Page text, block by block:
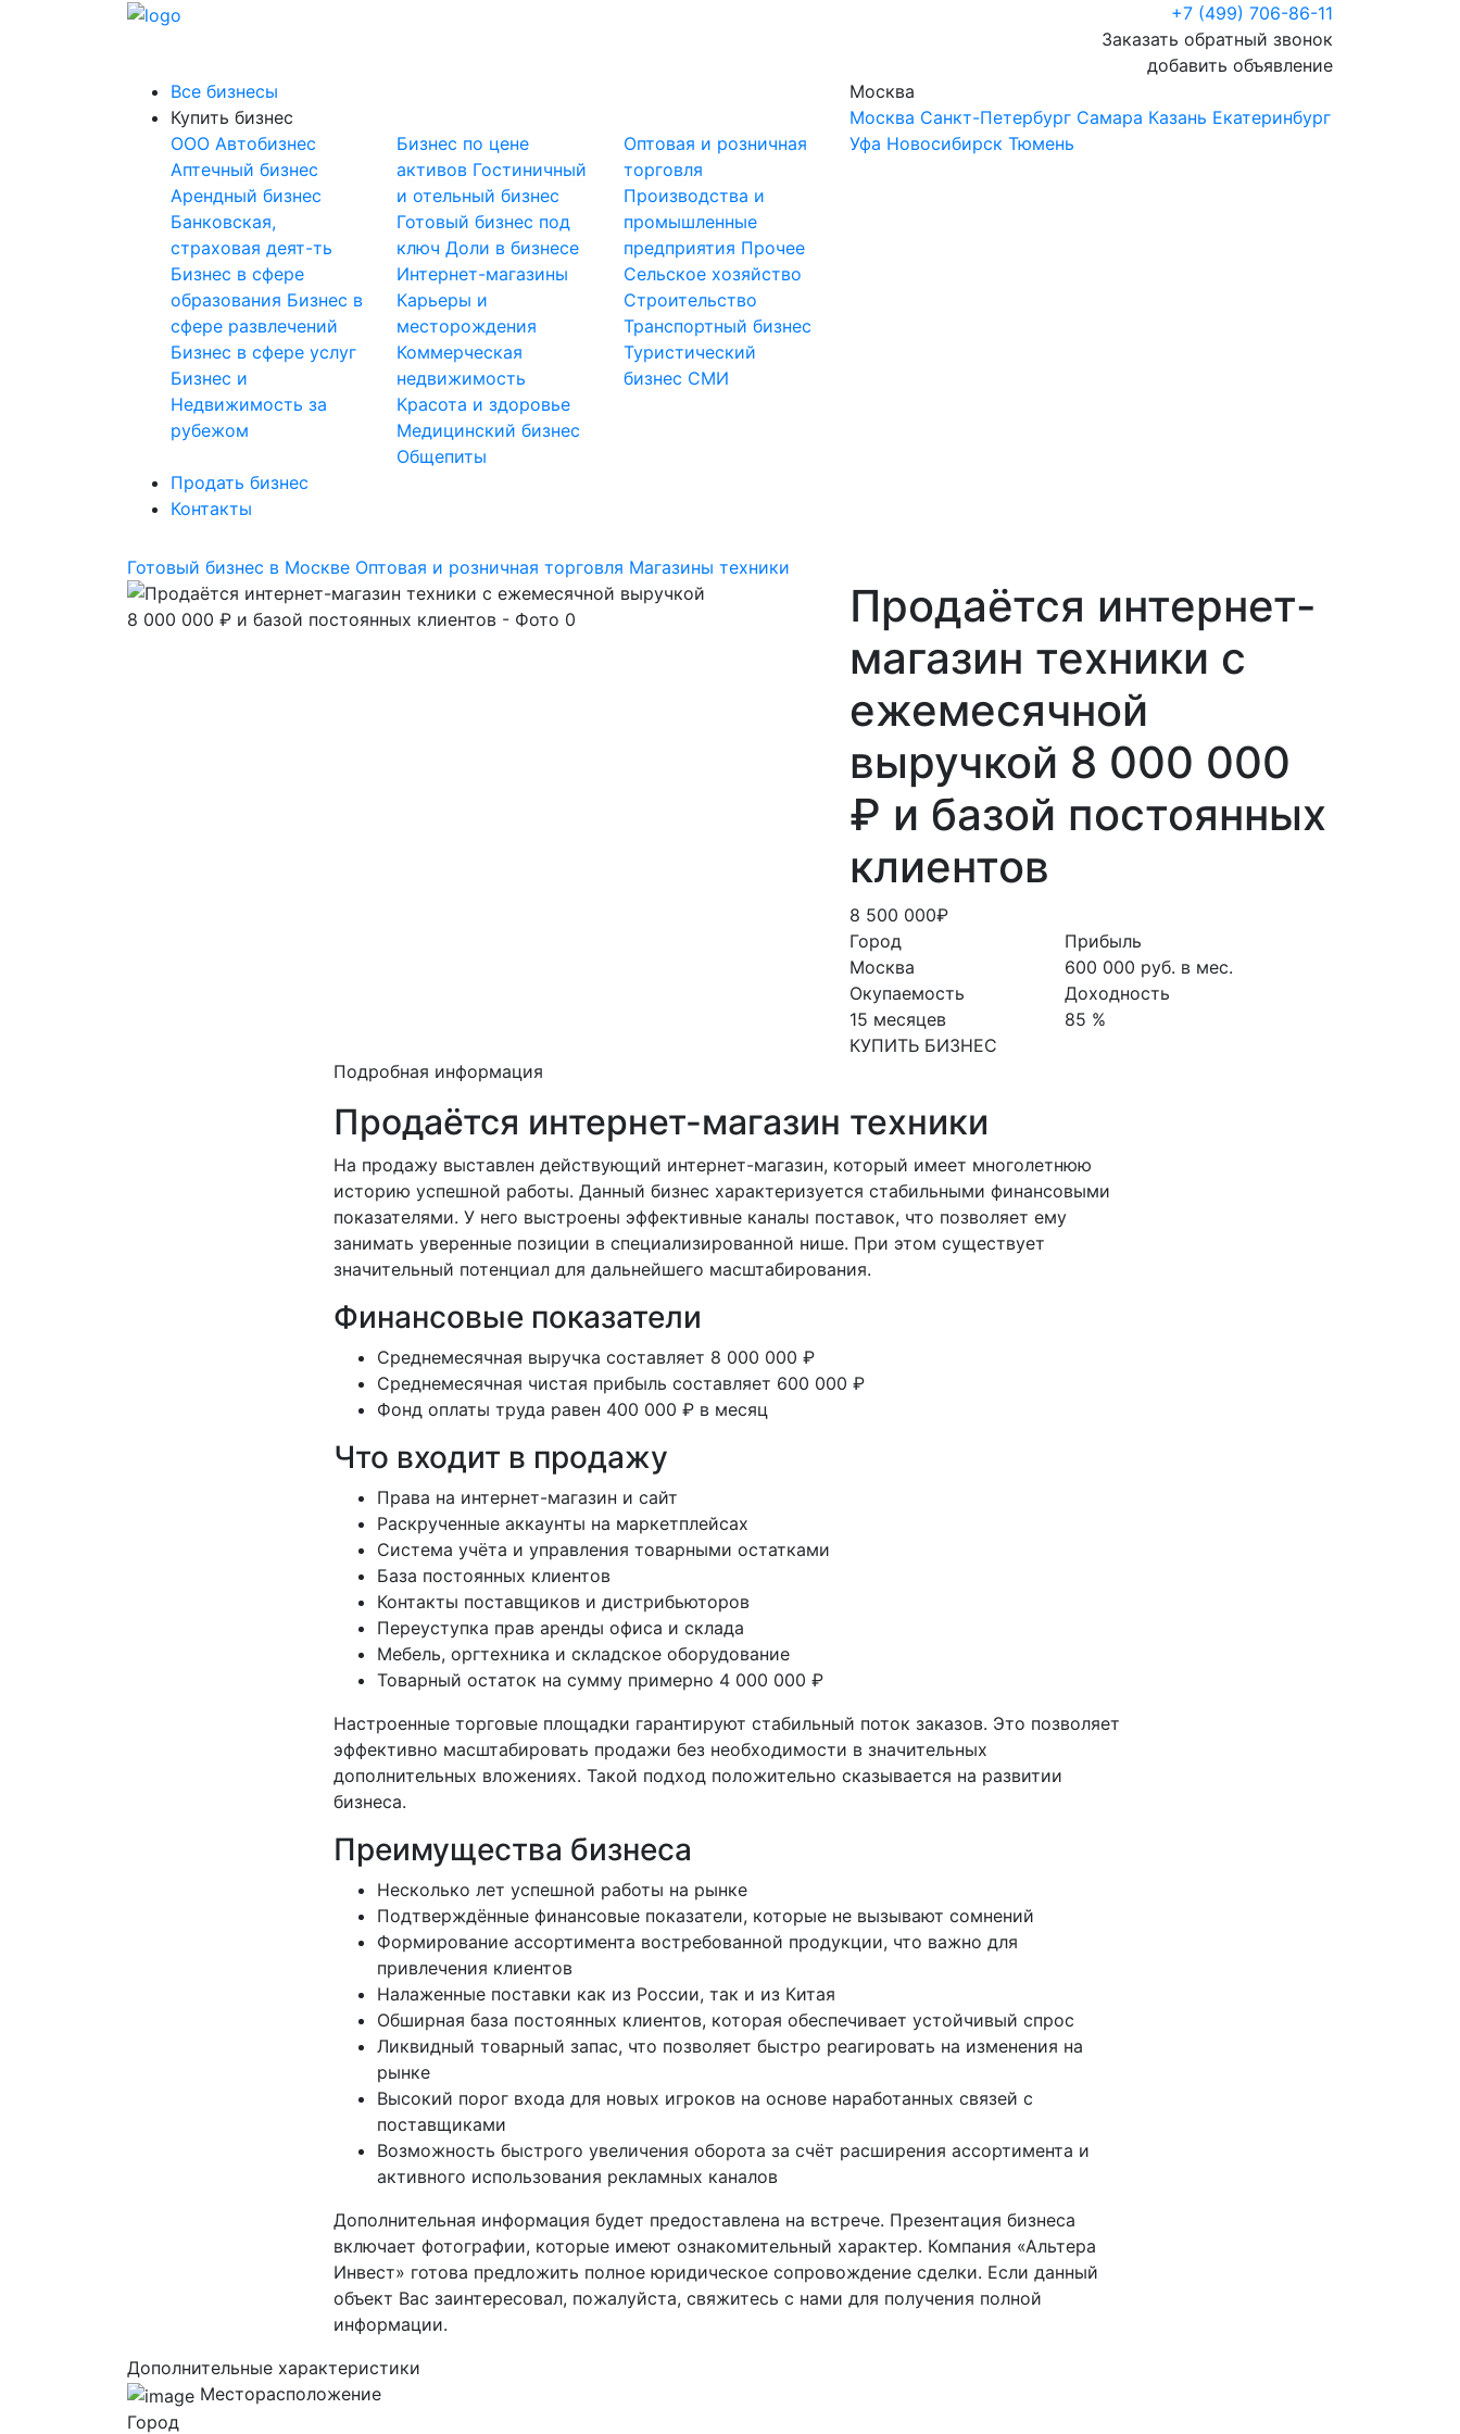
+7 (499) 706-86-11
Заказать обратный звонок
добавить объявление
Все бизнесы
Купить бизнес
OOO Автобизнес
Аптечный бизнес
Арендный бизнес
Банковская,
страховая деят-ть
Бизнес в сфере
образования Бизнес в
сфере развлечений
Бизнес в сфере услуг
Бизнес и
Недвижимость за
рубежом
Бизнес по цене
активов Гостиничный
и отельный бизнес
Готовый бизнес под
ключДоли в бизнесе
Интернет-магазины
Карьеры и
месторождения
Коммерческая
недвижимость
Красота и здоровье
Медицинский бизнес
Общепиты
Оптовая и розничная
торговля
Производства и
промышленные
предприятия Прочее
Сельское хозяйство
Строительство
Транспортный бизнес
Туристический
бизнес СМИ
Продать бизнес
Контакты
Москва
Москва Санкт-Петербург Самара Казань Екатеринбург
Уфа Новосибирск Тюмень
Готовый бизнес в Москве Оптовая и розничная торговля Магазины техники
Продаётся интернет-
магазин техники с
ежемесячной
выручкой 8 000 000
₽ и базой постоянных
клиентов
8 500 000₽
Город
Москва
Окупаемость
15 месяцев
КУПИТЬ БИЗНЕС
Прибыль
600 000 руб. в мес.
Доходность
85 %
Подробная информация
Продаётся интернет-магазин техники
На продажу выставлен действующий интернет-магазин, который имеет многолетнюю
историю успешной работы. Данный бизнес характеризуется стабильными финансовыми
показателями. У него выстроены эффективные каналы поставок, что позволяет ему
занимать уверенные позиции в специализированной нише. При этом существует
значительный потенциал для дальнейшего масштабирования.
Финансовые показатели
Среднемесячная выручка составляет 8 000 000 ₽
Среднемесячная чистая прибыль составляет 600 000 ₽
Фонд оплаты труда равен 400 000 ₽ в месяц
Что входит в продажу
Права на интернет-магазин и сайт
Раскрученные аккаунты на маркетплейсах
Система учёта и управления товарными остатками
База постоянных клиентов
Контакты поставщиков и дистрибьюторов
Переуступка прав аренды офиса и склада
Мебель, оргтехника и складское оборудование
Товарный остаток на сумму примерно 4 000 000 ₽
Настроенные торговые площадки гарантируют стабильный поток заказов. Это позволяет
эффективно масштабировать продажи без необходимости в значительных
дополнительных вложениях. Такой подход положительно сказывается на развитии
бизнеса.
Преимущества бизнеса
Несколько лет успешной работы на рынке
Подтверждённые финансовые показатели, которые не вызывают сомнений
Формирование ассортимента востребованной продукции, что важно для
привлечения клиентов
Налаженные поставки как из России, так и из Китая
Обширная база постоянных клиентов, которая обеспечивает устойчивый спрос
Ликвидный товарный запас, что позволяет быстро реагировать на изменения на
рынке
Высокий порог входа для новых игроков на основе наработанных связей с
поставщиками
Возможность быстрого увеличения оборота за счёт расширения ассортимента и
активного использования рекламных каналов
Дополнительная информация будет предоставлена на встрече. Презентация бизнеса
включает фотографии, которые имеют ознакомительный характер. Компания «Альтера
Инвест» готова предложить полное юридическое сопровождение сделки. Если данный
объект Вас заинтересовал, пожалуйста, свяжитесь с нами для получения полной
информации.
Дополнительные характеристики
Месторасположение
Город